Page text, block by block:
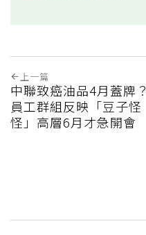
上一篇
中聯致癌油品4月蓋牌？
員工群組反映「豆子怪
怪」高層6月才急開會